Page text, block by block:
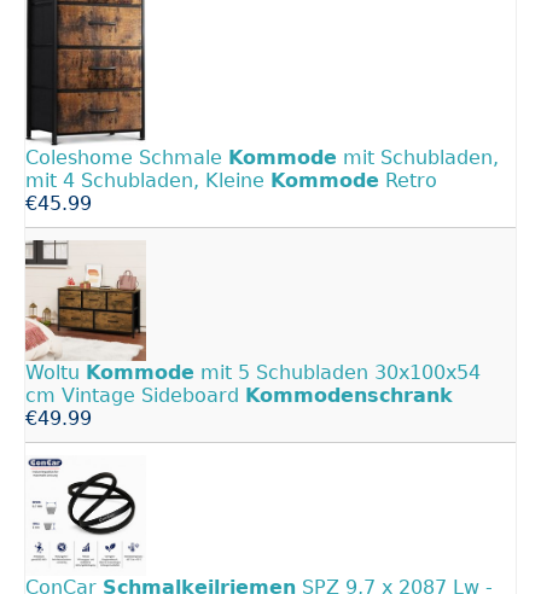
Coleshome Schmale Kommode mit Schubladen,
mit 4 Schubladen, Kleine Kommode Retro
€45.99
Woltu Kommode mit 5 Schubladen 30x100x54
cm Vintage Sideboard Kommodenschrank
€49.99
ConCar Schmalkeilriemen SPZ 9,7 x 2087 Lw -